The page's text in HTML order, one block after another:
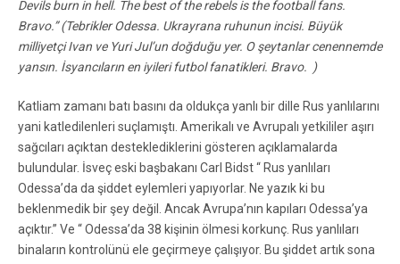
Devils burn in hell. The best of the rebels is the football fans.
Bravo.” (Tebrikler Odessa. Ukrayrana ruhunun incisi. Büyük
milliyetçi Ivan ve Yuri Jul’un doğduğu yer. O şeytanlar cenennemde
yansın. İsyancıların en iyileri futbol fanatikleri. Bravo. )
Katliam zamanı batı basını da oldukça yanlı bir dille Rus yanlılarını
yani katledilenleri suçlamıştı. Amerikalı ve Avrupalı yetkililer aşırı
sağcıları açıktan desteklediklerini gösteren açıklamalarda
bulundular. İsveç eski başbakanı Carl Bidst “ Rus yanlıları
Odessa’da da şiddet eylemleri yapıyorlar. Ne yazık ki bu
beklenmedik bir şey değil. Ancak Avrupa’nın kapıları Odessa’ya
açıktır.” Ve “ Odessa’da 38 kişinin ölmesi korkunç. Rus yanlıları
binaların kontrolünü ele geçirmeye çalışıyor. Bu şiddet artık sona